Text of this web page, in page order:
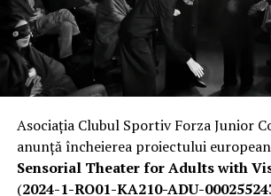
Azaleea Necula și George Tănase
o femeie superbă, influencer de beauty
urmăritori și un bărbat imatur, nostalgic
facultate, în căutarea unui job stabil.
Vlad Gherman și Alexandra Răduță
și Cezar — o farmacistă germofobă și
personal mereu „zen”. Ar face orice
Asociația Clubul Sportiv Forza Junior
anunță încheierea proiectului european
Sensorial Theater for Adults with
(2024-1-RO01-KA210-ADU-